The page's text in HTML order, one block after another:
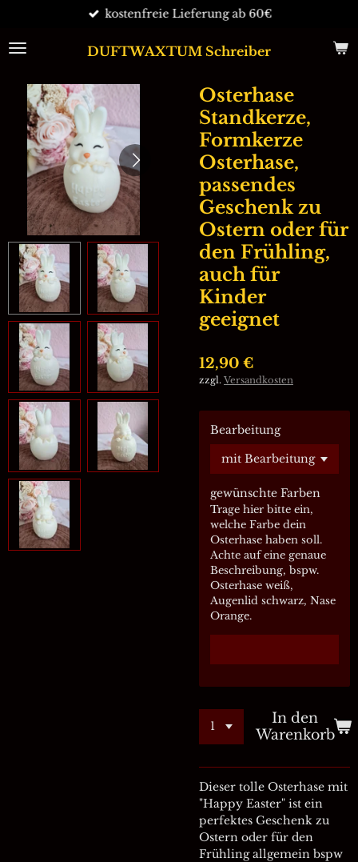
springen
DUFTWAXTUM Schreiber
kostenfreie Lieferung ab 60€
Osterhase
Standkerze,
Formkerze
Osterhase,
passendes
Geschenk zu
Ostern oder für
den Frühling,
auch für
Kinder
geeignet
12,90 €
zzgl. Versandkosten
Bearbeitung
gewünschte Farben
Trage hier bitte ein,
welche Farbe dein
Osterhase haben soll.
Achte auf eine genaue
Beschreibung, bspw.
Osterhase weiß,
Augenlid schwarz, Nase
Orange.
In den
Warenkorb
Dieser tolle Osterhase mit
"Happy Easter" ist ein
perfektes Geschenk zu
Ostern oder für den
Frühling allgemein bspw